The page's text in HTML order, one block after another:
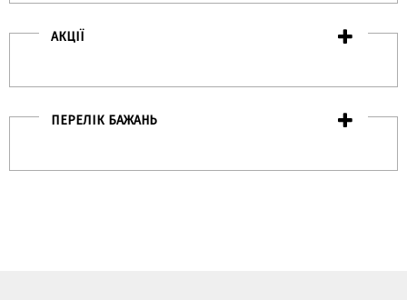
АКЦІЇ
ПЕРЕЛІК БАЖАНЬ